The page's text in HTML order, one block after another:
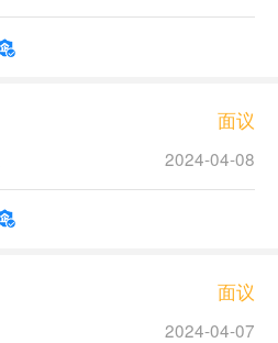
面议
2024-04-08
面议
2024-04-07